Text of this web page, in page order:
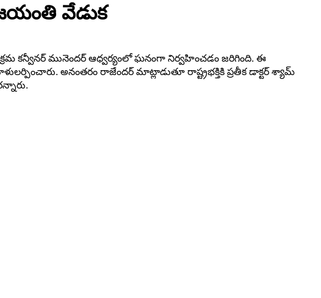
వేడుక
కన్వీనర్ మునెందర్ ఆధ్వర్యంలో ఘనంగా నిర్వహించడం జరిగింది. ఈ
అనంతరం రాజేందర్ మాట్లాడుతూ రాష్ట్రభక్తికి ప్రతీక డాక్టర్ శ్యామ్